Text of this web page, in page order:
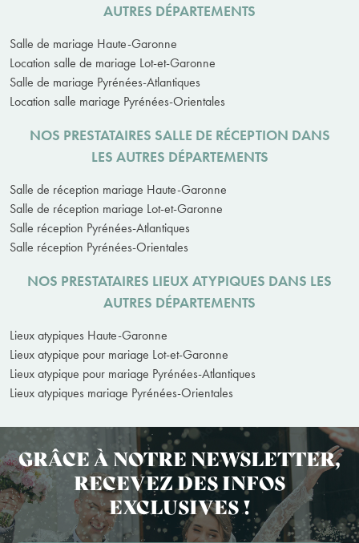
AUTRES DÉPARTEMENTS
Salle de mariage Haute-Garonne
Location salle de mariage Lot-et-Garonne
Salle de mariage Pyrénées-Atlantiques
Location salle mariage Pyrénées-Orientales
NOS PRESTATAIRES SALLE DE RÉCEPTION DANS
LES AUTRES DÉPARTEMENTS
Salle de réception mariage Haute-Garonne
Salle de réception mariage Lot-et-Garonne
Salle réception Pyrénées-Atlantiques
Salle réception Pyrénées-Orientales
NOS PRESTATAIRES LIEUX ATYPIQUES DANS LES
AUTRES DÉPARTEMENTS
Lieux atypiques Haute-Garonne
Lieux atypique pour mariage Lot-et-Garonne
Lieux atypique pour mariage Pyrénées-Atlantiques
Lieux atypiques mariage Pyrénées-Orientales
GRÂCE À NOTRE NEWSLETTER,
RECEVEZ DES INFOS
EXCLUSIVES !